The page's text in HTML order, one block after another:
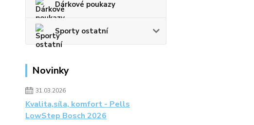
Dárkové poukazy
Sporty ostatní
Novinky
31.03.2026
Kvalita,síla, komfort - Pells
LowStep Bosch 2026